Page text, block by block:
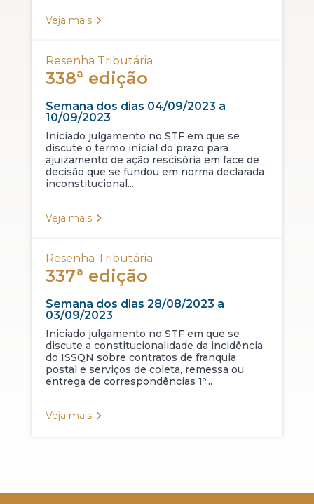
Veja mais
Resenha Tributária
338ª edição
Semana dos dias 04/09/2023 a
10/09/2023
Iniciado julgamento no STF em que se
discute o termo inicial do prazo para
ajuizamento de ação rescisória em face de
decisão que se fundou em norma declarada
inconstitucional...
Veja mais
Resenha Tributária
337ª edição
Semana dos dias 28/08/2023 a
03/09/2023
Iniciado julgamento no STF em que se
discute a constitucionalidade da incidência
do ISSQN sobre contratos de franquia
postal e serviços de coleta, remessa ou
entrega de correspondências 1º...
Veja mais